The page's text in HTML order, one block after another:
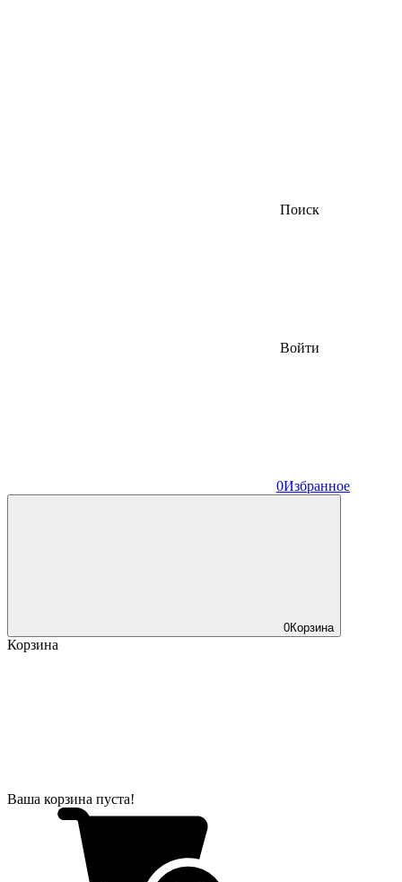
Поиск
Войти
0Избранное
0Корзина
Корзина
Ваша корзина пуста!